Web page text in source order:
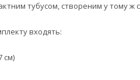
тубусом, створеним у тому
входять:
см)